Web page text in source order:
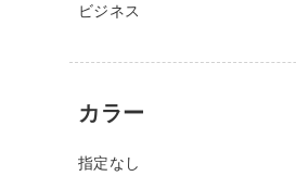
ビジネス
カラー
指定なし